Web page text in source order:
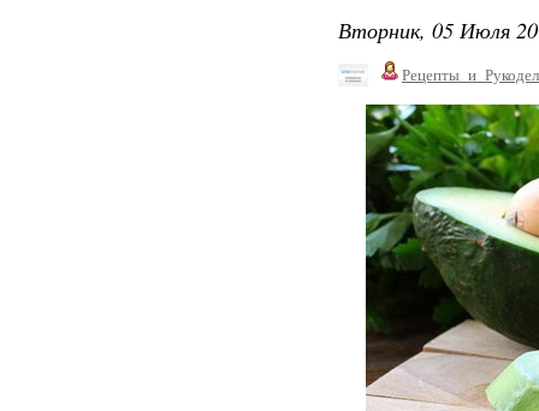
Вторник, 05 Июля